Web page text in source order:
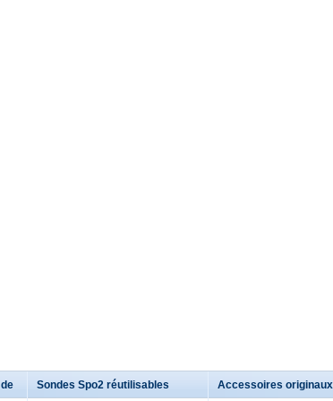
Sondes Spo2 réutilisables Accessoires originaux